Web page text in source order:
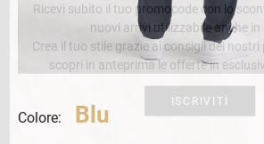
Colore: Blu
Ricevi subito il tuo promocode con lo
nuovi arrivi utilizzabile anche in
Crea il tuo stile grazie ai consigli dei
scopri in anteprima le offerte in
ISCRIVITI